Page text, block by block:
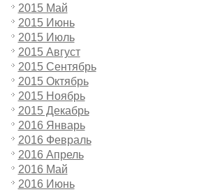
2015 Май
2015 Июнь
2015 Июль
2015 Август
2015 Сентябрь
2015 Октябрь
2015 Ноябрь
2015 Декабрь
2016 Январь
2016 Февраль
2016 Апрель
2016 Май
2016 Июнь